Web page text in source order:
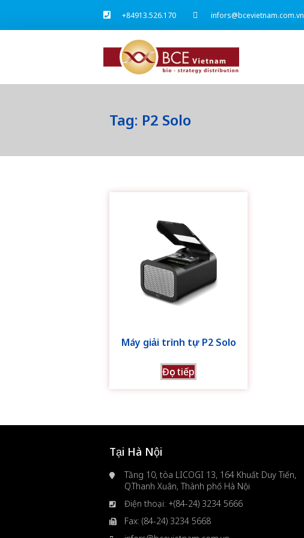
+84913.526.170 infors@bcevietnam.com.vn
Tag: P2 Solo
Máy giải trình tự P2 Solo
Đọc tiếp
Tại Hà Nội
Tầng 10, tòa LICOGI 13, 164 Khuất Duy Tiến,
Q.Thanh Xuân, Thành phố Hà Nội
Điện thoại: +(84-24) 3234 5666
Fax: (84-24) 3234 5668